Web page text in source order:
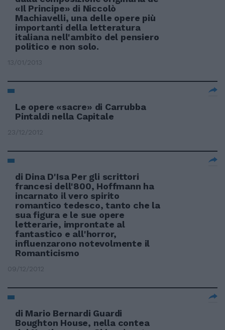
«Il Principe» di Niccolò
Machiavelli, una delle opere più
importanti della letteratura
italiana nell'ambito del pensiero
politico e non solo.
13/01/2013
Le opere «sacre» di Carrubba
Pintaldi nella Capitale
23/12/2012
di Dina D'Isa Per gli scrittori
francesi dell'800, Hoffmann ha
incarnato il vero spirito
romantico tedesco, tanto che la
sua figura e le sue opere
letterarie, improntate al
fantastico e all'horror,
influenzarono notevolmente il
Romanticismo
09/12/2012
di Mario Bernardi Guardi
Boughton House, nella contea